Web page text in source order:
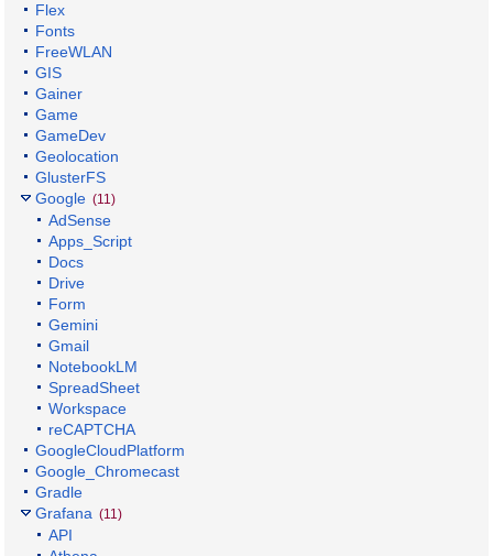
Flex
Fonts
FreeWLAN
GIS
Gainer
Game
GameDev
Geolocation
GlusterFS
Google (11)
AdSense
Apps_Script
Docs
Drive
Form
Gemini
Gmail
NotebookLM
SpreadSheet
Workspace
reCAPTCHA
GoogleCloudPlatform
Google_Chromecast
Gradle
Grafana (11)
API